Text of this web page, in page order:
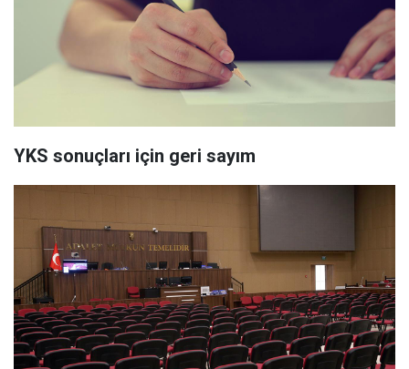
YKS sonuçları için geri sayım